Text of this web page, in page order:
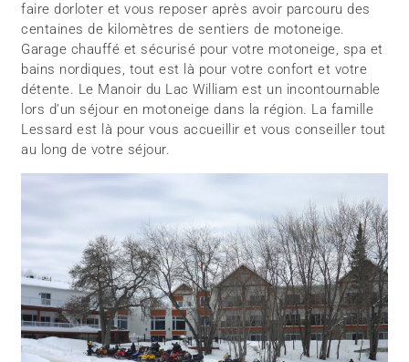
faire dorloter et vous reposer après avoir parcouru des
centaines de kilomètres de sentiers de motoneige.
Garage chauffé et sécurisé pour votre motoneige, spa et
bains nordiques, tout est là pour votre confort et votre
détente. Le Manoir du Lac William est un incontournable
lors d’un séjour en motoneige dans la région. La famille
Lessard est là pour vous accueillir et vous conseiller tout
au long de votre séjour.